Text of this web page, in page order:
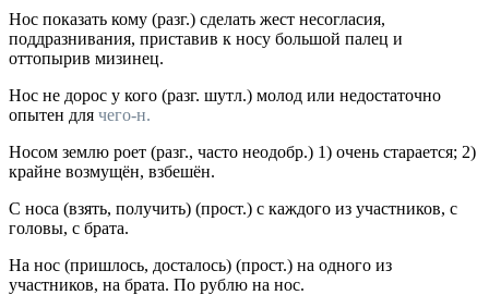
Нос показать кому (разг.) сделать жест несогласия,
поддразнивания, приставив к носу большой палец и
оттопырив мизинец.
Нос не дорос у кого (разг. шутл.) молод или недостаточно
опытен для чего-н.
Носом землю роет (разг., часто неодобр.) 1) очень старается; 2)
крайне возмущён, взбешён.
С носа (взять, получить) (прост.) с каждого из участников, с
головы, с брата.
На нос (пришлось, досталось) (прост.) на одного из
участников, на брата. По рублю на нос.